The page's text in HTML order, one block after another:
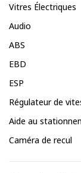
Vitres Électriques
Audio
ABS
EBD
ESP
Régulateur de
Aide au
Caméra de recul